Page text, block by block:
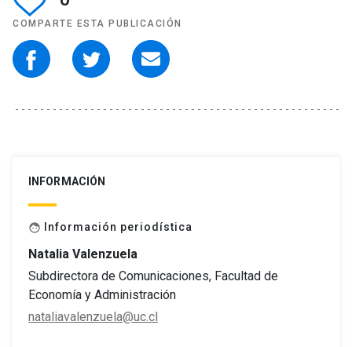
COMPARTE ESTA PUBLICACIÓN
INFORMACIÓN
face Información periodística
Natalia Valenzuela
Subdirectora de Comunicaciones, Facultad de
Economía y Administración
nataliavalenzuela@uc.cl